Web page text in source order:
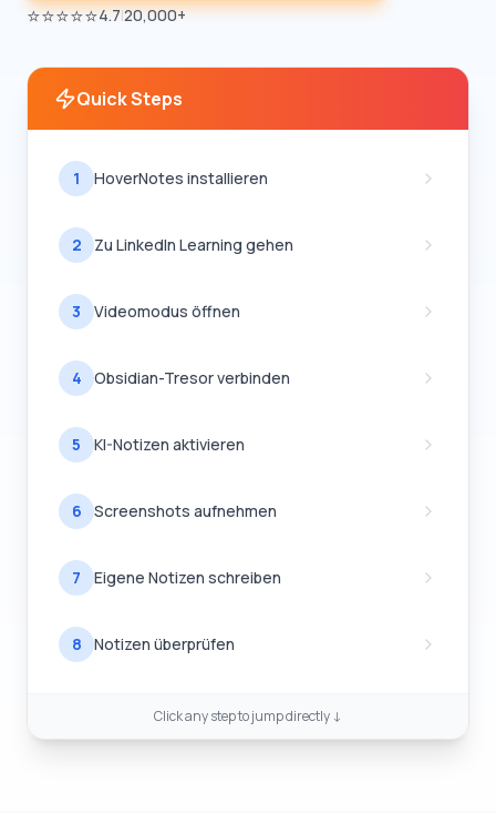
⭐⭐⭐⭐⭐4.7|20,000+
Quick Steps
1 HoverNotes installieren
2 Zu LinkedIn Learning gehen
3 Videomodus öffnen
4 Obsidian-Tresor verbinden
5 KI-Notizen aktivieren
6 Screenshots aufnehmen
7 Eigene Notizen schreiben
8 Notizen überprüfen
Click any step to jump directly ↓